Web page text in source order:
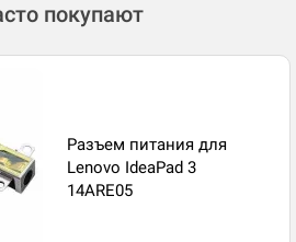
покупают
Разъем питания для
Lenovo IdeaPad 3
14ARE05